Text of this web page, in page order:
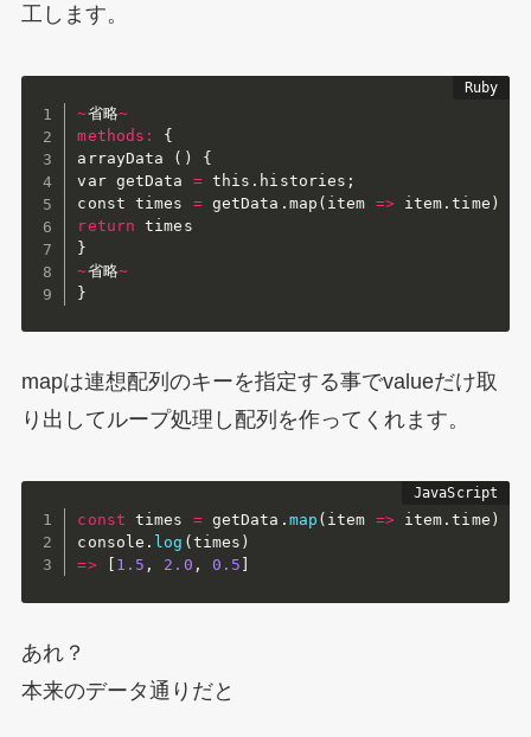
工します。
~省略~
methods :
{
arrayData
( )
{
var getData = this . histories ;
const times = getData . map ( item => item .time )
return
}
~省略~
}
mapは連想配列のキーを指定する事でvalueだけ取
り出してループ処理し配列を作ってくれます。
const times = getData . map ( item => item .time )
console . log ( times )
=>
1.5 , 2.0 , 0.5
あれ？
本来のデータ通りだと